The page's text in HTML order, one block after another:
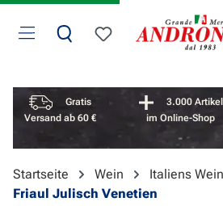
Zum Hauptinhalt springen
Du hast 0 Produkte
Vorteile überspringen
Gratis
Versand ab 60 €
3.000 Artikel
im Online-Shop
Startseite Wein
Italiens
Friaul Julisch Venetien